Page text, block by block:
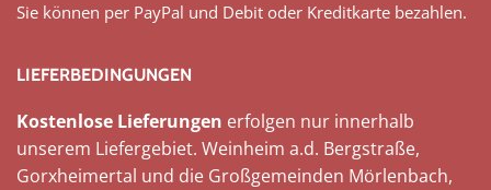
Sie können per PayPal und Debit oder Kreditkarte bezahlen.
LIEFERBEDINGUNGEN
Kostenlose Lieferungen erfolgen nur innerhalb
unserem Liefergebiet. Weinheim a.d. Bergstraße,
Gorxheimertal und die Großgemeinden Mörlenbach,